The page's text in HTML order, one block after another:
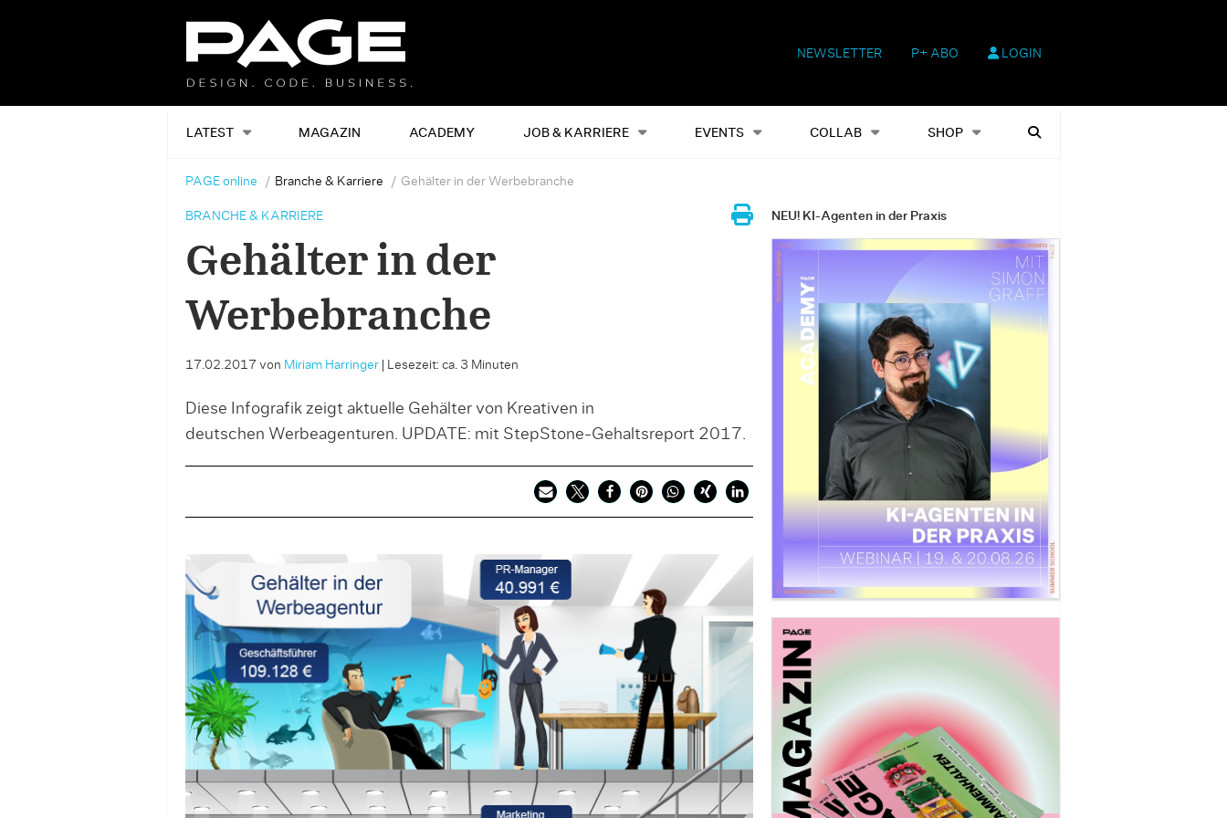
NEWSLETTER P+ ABO LOGIN
LATEST MAGAZIN ACADEMY JOB & KARRIERE EVENTS COLLAB SHOP
Alles Events Shop Heftausgaben Suchen
PAGE online Branche & Karriere Gehälter in der Werbebranche
BRANCHE & KARRIERE
Gehälter in der
Werbebranche
17.02.2017 von Miriam Harringer| Lesezeit: ca. 3 Minuten
Diese Infografik zeigt aktuelle Gehälter von Kreativen in
deutschen Werbeagenturen. UPDATE: mit StepStone-Gehaltsreport 2017.
NEU! KI-Agenten in der Praxis